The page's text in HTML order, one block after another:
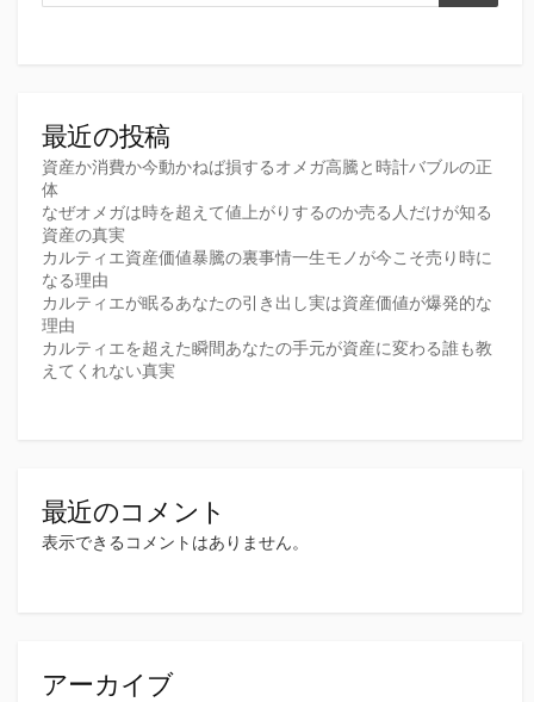
最近の投稿
資産か消費か今動かねば損するオメガ高騰と時計バブルの正
体
なぜオメガは時を超えて値上がりするのか売る人だけが知る
資産の真実
カルティエ資産価値暴騰の裏事情一生モノが今こそ売り時に
なる理由
カルティエが眠るあなたの引き出し実は資産価値が爆発的な
理由
カルティエを超えた瞬間あなたの手元が資産に変わる誰も教
えてくれない真実
最近のコメント
表示できるコメントはありません。
アーカイブ